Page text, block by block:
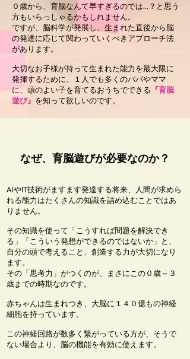
０歳から、育脳なんて早すぎるのでは...？と思う
方もいらっしゃるかもしれません。
ですが、脳科学が発展し、生まれた直後から脳
の発達に応じて関わっていくべきアプローチ法
があります。
大切なお子様が持って生まれた能力を最大限に
発揮するために、１人でも多くのパパやママ
に、 頭のよい子を育てるおうちでできる 『育脳
遊び』 を知って欲しいのです。
AIやIT技術がますます発達する将来、人間が求めら
れる能力はたくさんの知識を詰め込むことではあ
りません。
その知識を使って「こうすれば問題を解決でき
る」「こういう発想ができるのではないか」と、
自分の頭で考えること、創造する力が大切になり
ます。
その「思考力」がつくのが、まさにこの０歳～３
歳までの時期なのです。
赤ちゃんは生まれつき、大脳に１４０億もの神経
細胞を持っています。
この神経回路が数多く繋がっている方が、そうで
ない場合より、脳の機能を有効に使えます。
なぜ、育脳遊びが必要なのか？